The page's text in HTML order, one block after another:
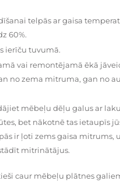
telpās ar gaisa
60%.
ierīču tuvumā.
vai remontējamā ēkā
no zema mitruma, gan no
mēbeļu dēļu galus ar
bet nākotnē tas ietaupīs
ir ļoti zems gaisa mitrums,
mitrinātājus.
caur mēbeļu plātnes